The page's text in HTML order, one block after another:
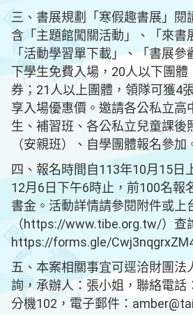
三、書展規劃「寒假趣書展」閱
含「主題館闖關活動」、「來書
「活動學習單下載」、「書展參
下學生免費入場，20人以下團體
券；21人以上團體，領隊可獲4
享入場優惠價。邀請各公私立高
生、補習班、各公私立兒童課後
（安親班）、自學團體報名參加
四、報名時間自113年10月15日
12月6日下午6時止，前100名報
書金。活動詳情請參閱附件或上
（https://www.tibe.org.tw/）查
https://forms.gle/
五、本案相關事宜可逕洽財團法
詢，承辦人：張小姐，聯絡電話
分機102，電子郵件：